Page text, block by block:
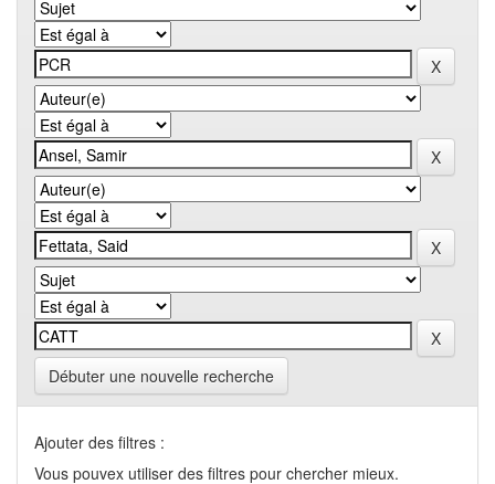
Débuter une nouvelle recherche
Ajouter des filtres :
Vous pouvex utiliser des filtres pour chercher mieux.